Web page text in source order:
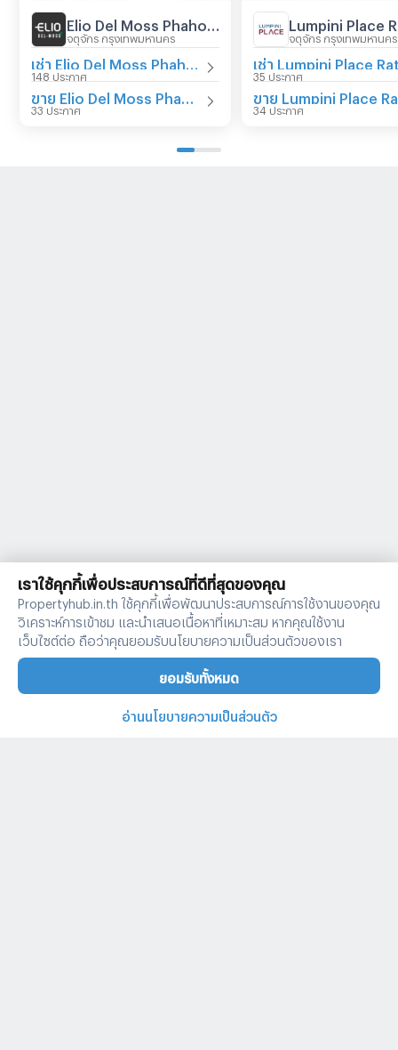
จตุจักร กรุงเทพมหานคร
148 ประกาศ
33 ประกาศ
จตุจักร กรุงเทพมหานคร
35 ประกาศ
34 ประกาศ
เราใช้คุกกี้เพื่อประสบการณ์ที่ดีที่สุดของคุณ
Propertyhub.in.th ใช้คุกกี้เพื่อพัฒนาประสบการณ์การใช้งานของคุณ
วิเคราะห์การเข้าชม และนำเสนอเนื้อหาที่เหมาะสม หากคุณใช้งาน
เว็บไซต์ต่อ ถือว่าคุณยอมรับนโยบายความเป็นส่วนตัวของเรา
ยอมรับทั้งหมด
อ่านนโยบายความเป็นส่วนตัว